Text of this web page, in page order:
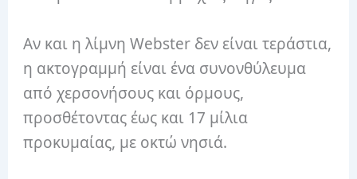
Αν και η λίμνη Webster δεν είναι τεράστια,
η ακτογραμμή είναι ένα συνονθύλευμα
από χερσονήσους και όρμους,
προσθέτοντας έως και 17 μίλια
προκυμαίας, με οκτώ νησιά.